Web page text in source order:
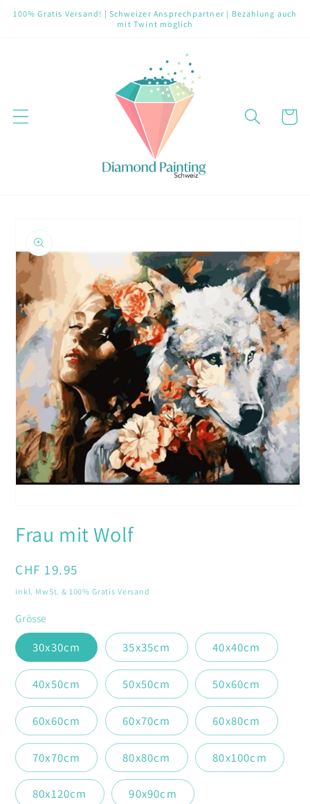
zum
100% Gratis Versand! | Schweizer Ansprechpartner | Bezahlung auch
mit Twint möglich
in
Modal
Frau mit Wolf
Normaler
Preis
CHF 19.95
inkl. MwSt. & 100% Gratis Versand
Grösse
30x30cm 35x35cm 40x40cm
40x50cm 50x50cm 50x60cm
60x60cm 60x70cm 60x80cm
70x70cm 80x80cm 80x100cm
80x120cm 90x90cm